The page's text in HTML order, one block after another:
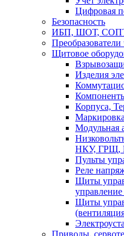
Цифровая
Безопасность
ИБП, ШОТ,
Щитовое
Изделия
Корпуса,
Маркировка
Модульная
НКУ, ГРЩ,
Пульты
Реле
Щиты
Щиты